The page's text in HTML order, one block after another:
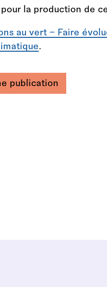
la production de
au vert – Faire
.
publication